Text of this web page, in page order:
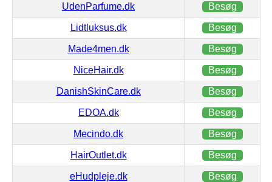
UdenParfume.dk Besøg
Lidtluksus.dk Besøg
Made4men.dk Besøg
NiceHair.dk Besøg
DanishSkinCare.dk Besøg
EDOA.dk Besøg
Mecindo.dk Besøg
HairOutlet.dk Besøg
eHudpleje.dk Besøg